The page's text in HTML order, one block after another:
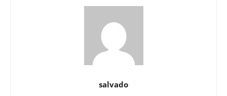
salvado